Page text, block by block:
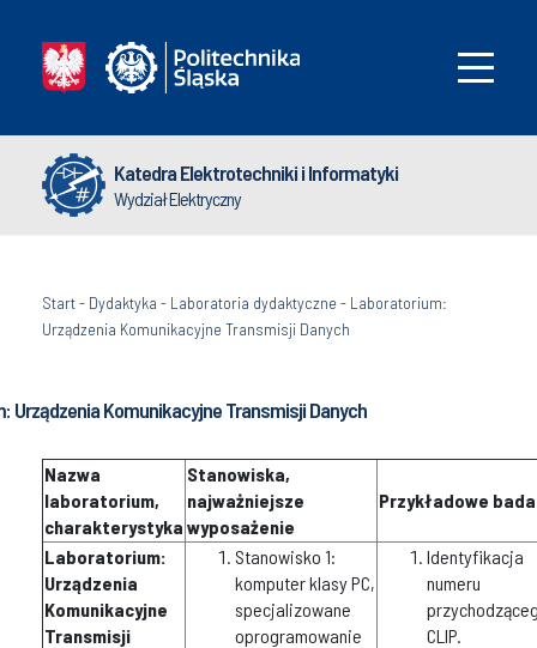
Katedra Elektrotechniki i Informatyki
Wydział Elektryczny
Start- Dydaktyka - Laboratoria dydaktyczne - Laboratorium:
Urządzenia Komunikacyjne Transmisji Danych
Urządzenia Komunikacyjne Transmisji Danych
Nazwa
laboratorium,
charakterystyka
Stanowiska,
najważniejsze
wyposażenie
Przykładowe
Laboratorium:
Urządzenia
Komunikacyjne
Transmisji
Stanowisko 1:
komputer klasy PC,
specjalizowane
oprogramowanie
Identyfikacja
numeru
CLIP.